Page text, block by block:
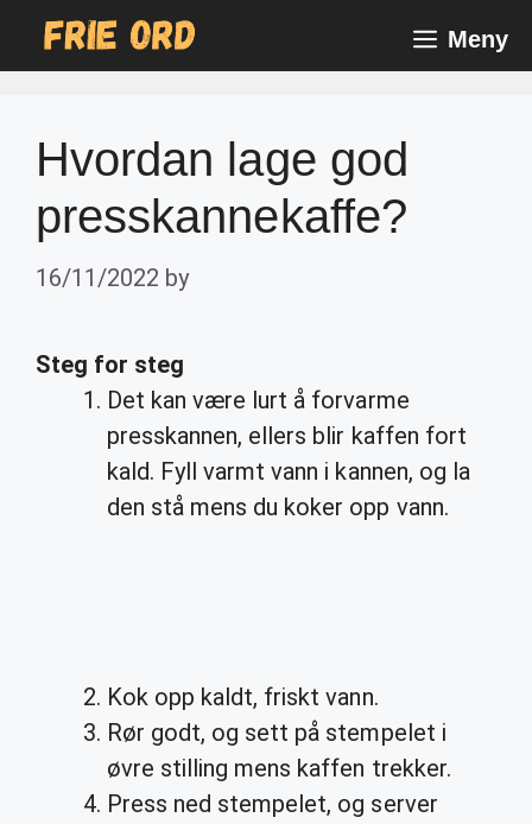
Meny
Hvordan lage god
presskannekaffe?
16/11/2022 by
Steg for steg
Det kan være lurt å forvarme
presskannen, ellers blir kaffen fort
kald. Fyll varmt vann i kannen, og la
den stå mens du koker opp vann.
Kok opp kaldt, friskt vann.
Rør godt, og sett på stempelet i
øvre stilling mens kaffen trekker.
Press ned stempelet, og server